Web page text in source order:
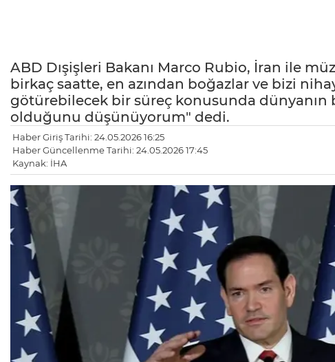
ABD Dışişleri Bakanı Marco Rubio, İran ile
birkaç saatte, en azından boğazlar ve bizi
götürebilecek bir süreç konusunda dünyanın
olduğunu düşünüyorum" dedi.
Haber Giriş Tarihi: 24.05.2026 16:25
Haber Güncellenme Tarihi: 24.05.2026 17:45
Kaynak: İHA